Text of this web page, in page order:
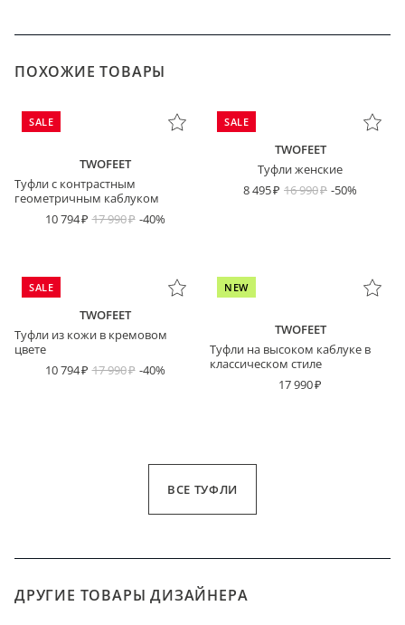
ПОХОЖИЕ ТОВАРЫ
SALE
TWOFEET
Туфли с контрастным
геометричным каблуком
10 794
17 990 -40%
SALE
TWOFEET
Туфли женские
8 495
16 990 -50%
SALE
TWOFEET
Туфли из кожи в кремовом
цвете
10 794
17 990 -40%
NEW
TWOFEET
Туфли на высоком каблуке в
классическом стиле
17 990
ВСЕ ТУФЛИ
ДРУГИЕ ТОВАРЫ ДИЗАЙНЕРА